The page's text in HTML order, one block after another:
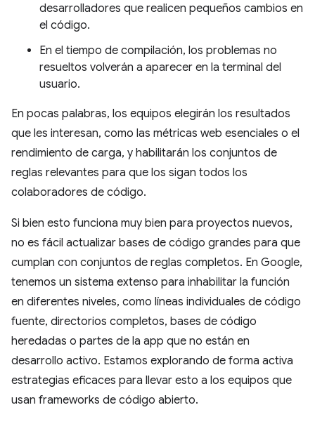
desarrolladores que realicen pequeños cambios en
el código.
En el tiempo de compilación, los problemas no
resueltos volverán a aparecer en la terminal del
usuario.
En pocas palabras, los equipos elegirán los resultados
que les interesan, como las métricas web esenciales o el
rendimiento de carga, y habilitarán los conjuntos de
reglas relevantes para que los sigan todos los
colaboradores de código.
Si bien esto funciona muy bien para proyectos nuevos,
no es fácil actualizar bases de código grandes para que
cumplan con conjuntos de reglas completos. En Google,
tenemos un sistema extenso para inhabilitar la función
en diferentes niveles, como líneas individuales de código
fuente, directorios completos, bases de código
heredadas o partes de la app que no están en
desarrollo activo. Estamos explorando de forma activa
estrategias eficaces para llevar esto a los equipos que
usan frameworks de código abierto.